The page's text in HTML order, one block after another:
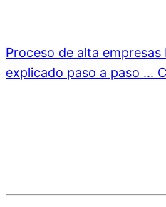
Proceso de alta
explicado paso a paso ...